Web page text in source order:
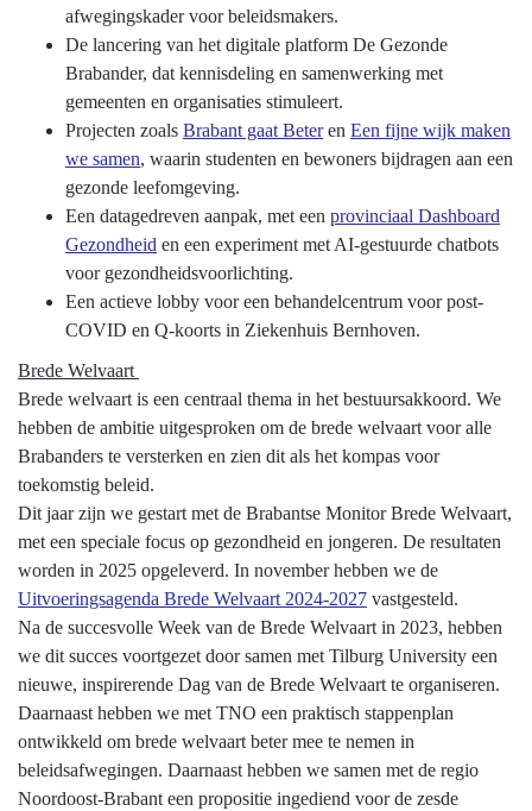
afwegingskader voor beleidsmakers.
De lancering van het digitale platform De Gezonde
Brabander, dat kennisdeling en samenwerking met
gemeenten en organisaties stimuleert.
Projecten zoals Brabant gaat Beteren Een fijne wijk maken
we samen, waarin studenten en bewoners bijdragen aan een
gezonde leefomgeving.
Een datagedreven aanpak, met een provinciaal Dashboard
Gezondheid en een experiment met AI-gestuurde chatbots
voor gezondheidsvoorlichting.
Een actieve lobby voor een behandelcentrum voor post-
COVID en Q-koorts in Ziekenhuis Bernhoven.
Brede Welvaart
Brede welvaart is een centraal thema in het bestuursakkoord. We
hebben de ambitie uitgesproken om de brede welvaart voor alle
Brabanders te versterken en zien dit als het kompas voor
toekomstig beleid.
Dit jaar zijn we gestart met de Brabantse Monitor Brede Welvaart,
met een speciale focus op gezondheid en jongeren. De resultaten
worden in 2025 opgeleverd. In november hebben we de
Uitvoeringsagenda Brede Welvaart 2024-2027 vastgesteld.
Na de succesvolle Week van de Brede Welvaart in 2023, hebben
we dit succes voortgezet door samen met Tilburg University een
nieuwe, inspirerende Dag van de Brede Welvaart te organiseren.
Daarnaast hebben we met TNO een praktisch stappenplan
ontwikkeld om brede welvaart beter mee te nemen in
beleidsafwegingen. Daarnaast hebben we samen met de regio
Noordoost-Brabant een propositie ingediend voor de zesde